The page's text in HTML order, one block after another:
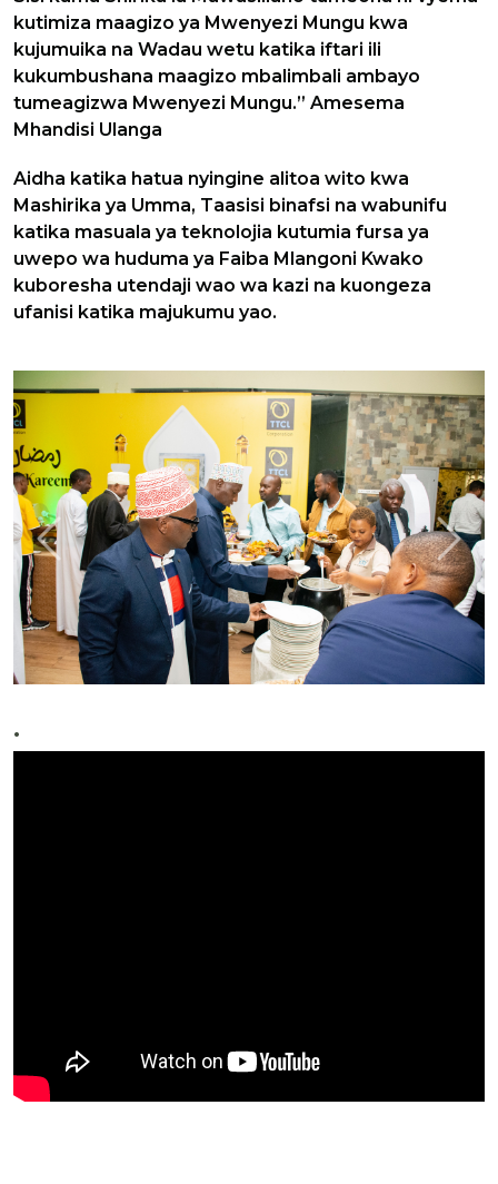
kutimiza maagizo ya Mwenyezi Mungu kwa
kujumuika na Wadau wetu katika iftari ili
kukumbushana maagizo mbalimbali ambayo
tumeagizwa Mwenyezi Mungu.” Amesema
Mhandisi Ulanga
Aidha katika hatua nyingine alitoa wito kwa
Mashirika ya Umma, Taasisi binafsi na wabunifu
katika masuala ya teknolojia kutumia fursa ya
uwepo wa huduma ya Faiba Mlangoni Kwako
kuboresha utendaji wao wa kazi na kuongeza
ufanisi katika majukumu yao.
Previous Next
.